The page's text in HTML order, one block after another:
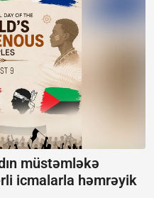
müstəmləkə
icmalarla həmrəyik